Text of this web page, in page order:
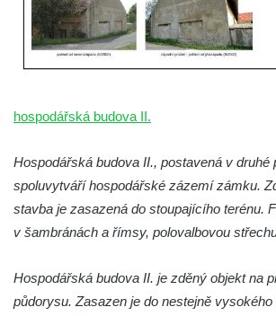
hospodářská budova II.
Hospodářská budova II., postavená v druhé
spoluvytváří hospodářské zázemí zámku.
stavba je zasazená do stoupajícího terénu.
v šambránách a římsy, polovalbovou
Hospodářská budova II. je zděný objekt na
půdorysu. Zasazen je do nestejně